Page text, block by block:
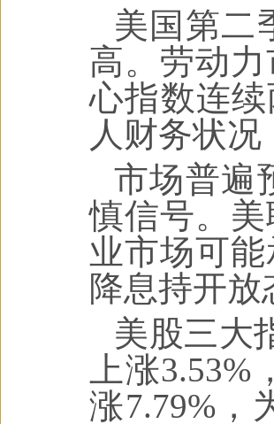
美国第二
高。劳动
心指数连
人财务状
市场普遍
慎信号。
业市场可
降息持开放
美股三大
上涨
涨7.79%，